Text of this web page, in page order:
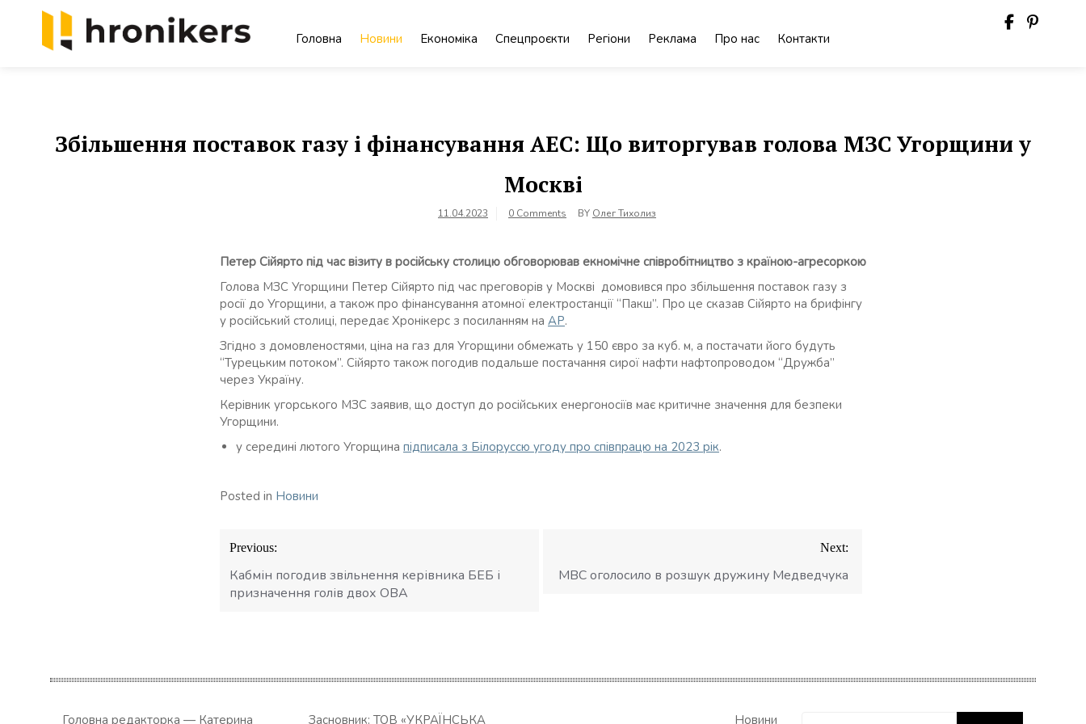
Головна Новини Економіка Спецпроєкти Регіони Реклама Про нас Контакти
Збільшення поставок газу і фінансування АЕС: Що виторгував голова МЗС Угорщини у
Москві
11.04.2023 0 Comments BY Олег Тихолиз
Петер Сійярто під час візиту в російську столицю обговорював екномічне співробітництво з країною-агресоркою
Голова МЗС Угорщини Петер Сійярто під час преговорів у Москві домовився про збільшення поставок газу з
росії до Угорщини, а також про фінансування атомної електростанції “Пакш”. Про це сказав Сійярто на брифінгу
у російський столиці, передає Хронікерс з посиланням на АР.
Згідно з домовленостями, ціна на газ для Угорщини обмежать у 150 євро за куб. м, а постачати його будуть
“Турецьким потоком”. Сійярто також погодив подальше постачання сирої нафти нафтопроводом “Дружба”
через Україну.
Керівник угорського МЗС заявив, що доступ до російських енергоносіїв має критичне значення для безпеки
Угорщини.
у середині лютого Угорщина підписала з Білоруссю угоду про співпрацю на 2023 рік.
Posted in Новини
Навігація
записів
Previous:
Кабмін погодив звільнення керівника БЕБ і
призначення голів двох ОВА
Next:
МВС оголосило в розшук дружину Медведчука
Головна редакторка — Катерина Засновник: ТОВ «УКРАЇНСЬКА Новини